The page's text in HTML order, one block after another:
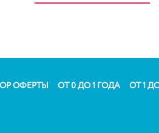
ОФЕРТЫ ОТ 0 ДО 1 ГОДА ОТ 1